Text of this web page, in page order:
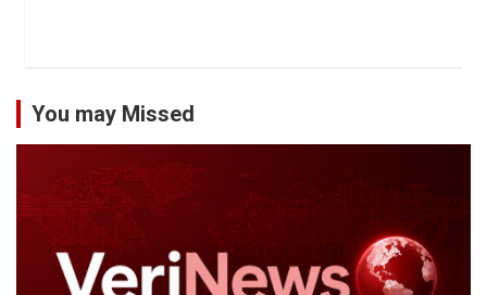
You may Missed